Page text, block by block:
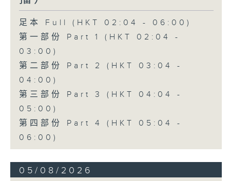
足本 Full (HKT 02:04 - 06:00)
第一部份 Part 1 (HKT 02:04 -
03:00)
第二部份 Part 2 (HKT 03:04 -
04:00)
第三部份 Part 3 (HKT 04:04 -
05:00)
第四部份 Part 4 (HKT 05:04 -
06:00)
05/08/2026